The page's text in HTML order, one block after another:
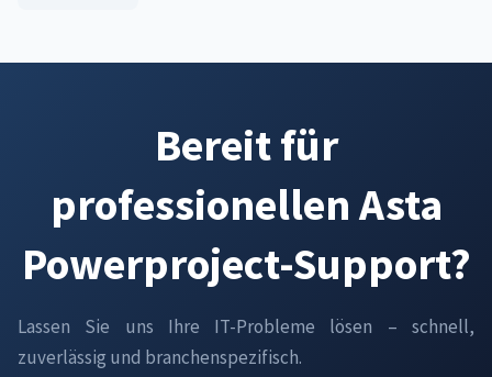
Bereit für
professionellen Asta
Powerproject-Support?
Lassen Sie uns Ihre IT-Probleme lösen – schnell,
zuverlässig und branchenspezifisch.